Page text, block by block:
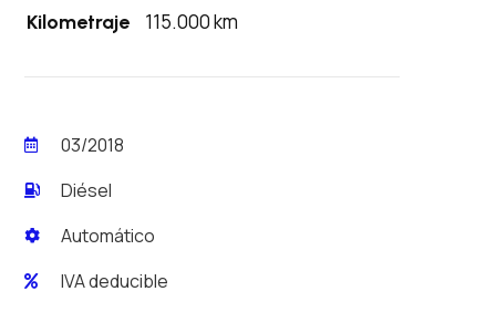
Kilometraje 115.000 km
03/2018
Diésel
Automático
IVA deducible